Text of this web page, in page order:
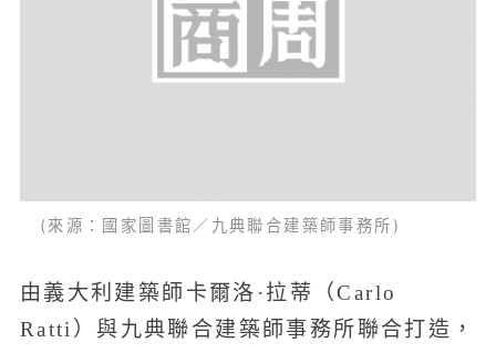
(來源：國家圖書館／九典聯合建築師事務所)
由義大利建築師卡爾洛·拉蒂（Carlo
Ratti）與九典聯合建築師事務所聯合打造，